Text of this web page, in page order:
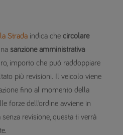
Strada indica che circolare
sanzione amministrativa
importo che può raddoppiare
più revisioni. Il veicolo viene
fino al momento della
forze dell’ordine avviene in
revisione, questa ti verrà